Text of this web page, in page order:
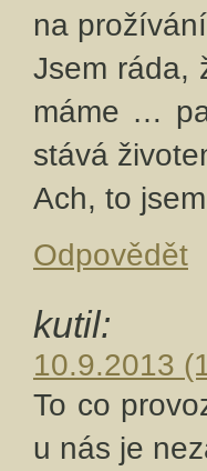
na
Jsem ráda,
máme …
stává
Ach, to
Odpovědět
kutil:
10.9.2013
To co
u nás je